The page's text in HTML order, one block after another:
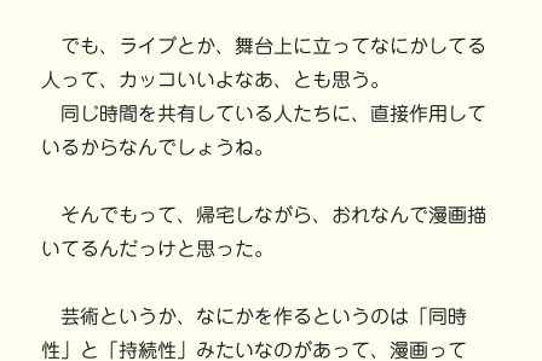
でも、ライブとか、舞台上に立ってなにかしてる
人って、カッコいいよなあ、とも思う。
同じ時間を共有している人たちに、直接作用して
いるからなんでしょうね。
そんでもって、帰宅しながら、おれなんで漫画描
いてるんだっけと思った。
芸術というか、なにかを作るというのは「同時
性」と「持続性」みたいなのがあって、漫画って